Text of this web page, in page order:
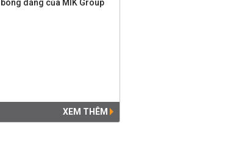
bóng dáng của MIK Group
XEM THÊM